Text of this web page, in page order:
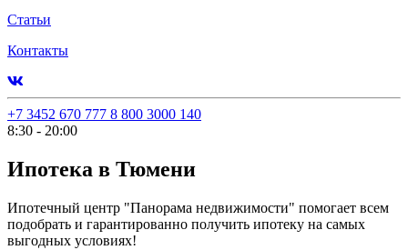
Статьи
Контакты
+7 3452 670 777 8 800 3000 140
8:30 - 20:00
Ипотека в Тюмени
Ипотечный центр "Панорама недвижимости" помогает всем
подобрать и гарантированно получить ипотеку на самых
выгодных условиях!